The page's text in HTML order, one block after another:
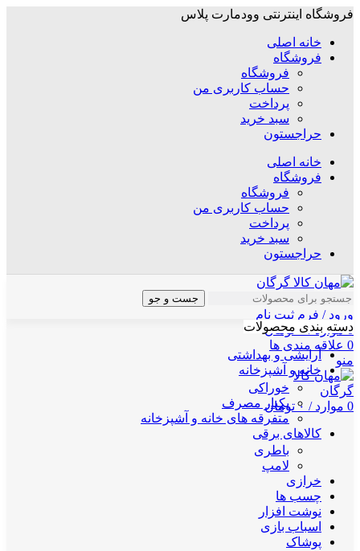
فروشگاه اینترنتی وودمارت پلاس
خانه اصلی
فروشگاه
فروشگاه
حساب کاربری من
پرداخت
سبد خرید
حراجستون
خانه اصلی
فروشگاه
فروشگاه
حساب کاربری من
پرداخت
سبد خرید
حراجستون
جست و جو
ورود / فرم ثبت نام
0 موارد / ۰ تومان
0 علاقه مندی ها
منو
0 موارد / ۰ تومان
دسته بندی محصولات
آرایشی و بهداشتی
خانه و آشپزخانه
خوراکی
یکبار مصرف
متفرقه های خانه و آشپزخانه
کالاهای برقی
باطری
لامپ
خرازی
چسب ها
نوشت افزار
اسباب بازی
پوشاک